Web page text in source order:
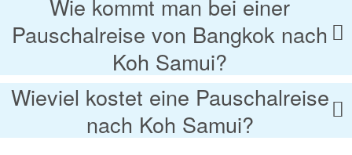
Wie kommt man bei einer
Pauschalreise von Bangkok nach
Koh Samui?
Wieviel kostet eine Pauschalreise
nach Koh Samui?